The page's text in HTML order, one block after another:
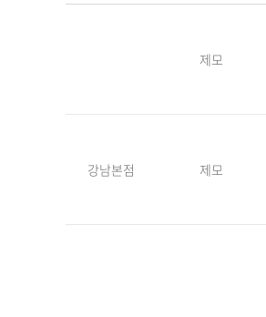
제모
강남본점 제모